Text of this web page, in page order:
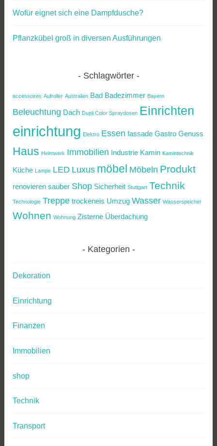
Wofür eignet sich eine Dampfdusche?
Pflanzkübel groß in diversen Ausführungen
Schlagwörter
accessoires Aufroller Australien Bad Badezimmer Bayern
Beleuchtung Dach Dupli Color Spraydosen Einrichten
einrichtung Elektro Essen fassade Gastro Genuss
Haus Heimwerk Immobilien Industrie Kamin Kamintechnik
Küche Lampe LED Luxus möbel Möbeln Produkt
renovieren sauber Shop Sicherheit Stuttgart Technik
Technologie Treppe trockeneis Umzug Wasser Wasserspeicher
Wohnen Wohnung Zisterne Überdachung
Kategorien
Dekoration
Einrichtung
Finanzen
Immobilien
shop
Technik
Transport